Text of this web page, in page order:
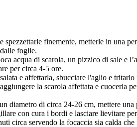
finemente, metterle in una
foglie.
acqua di scarola, un pizzico di sale e
per circa 4-5 ore.
e affettarla, sbucciare l'aglio e
la scarola affettata e cuocerla
diametro di circa 24-26 cm, mettere
con cura i bordi e lasciare lievitare
circa servendo la focaccia sia calda che